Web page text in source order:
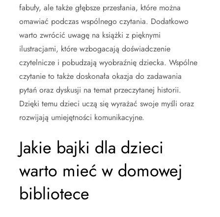
fabuły, ale także głębsze przesłania, które można
omawiać podczas wspólnego czytania. Dodatkowo
warto zwrócić uwagę na książki z pięknymi
ilustracjami, które wzbogacają doświadczenie
czytelnicze i pobudzają wyobraźnię dziecka. Wspólne
czytanie to także doskonała okazja do zadawania
pytań oraz dyskusji na temat przeczytanej historii.
Dzięki temu dzieci uczą się wyrażać swoje myśli oraz
rozwijają umiejętności komunikacyjne.
Jakie bajki dla dzieci
warto mieć w domowej
bibliotece